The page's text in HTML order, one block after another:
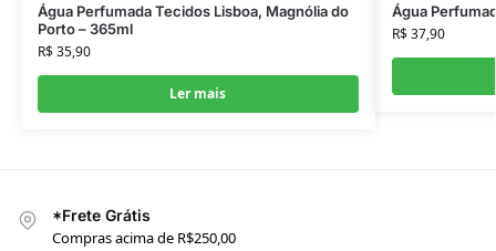
Água Perfumada Tecidos Lisboa, Magnólia do
Porto – 365ml
R$35,90
Ler mais
Água
R$37,90
*Frete Grátis
Compras acima de R$250,00